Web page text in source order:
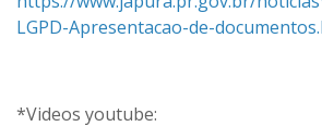
LGPD-Apresentacao-de-
*Videos youtube: